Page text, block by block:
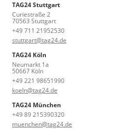
TAG24 Stuttgart
Curiestraße 2
70563 Stuttgart
+49 711 21952530
stuttgart@tag24.de
TAG24 Köln
Neumarkt 1a
50667 Köln
+49 221 98651990
koeln@tag24.de
TAG24 München
+49 89 215390320
muenchen@tag24.de